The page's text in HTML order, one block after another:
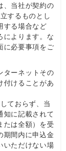
、当社が契約の
するものとし
する場合など
によります。な
に必要事項をご
ターネットその
付けることがあ
ておらず、当
知に記載されて
たは全額）を受
期間内に申込金
いただけない場